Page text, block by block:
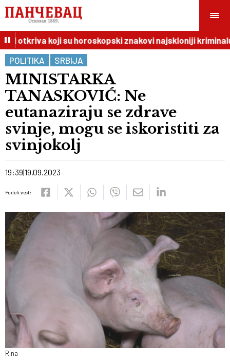
otkriva koji su horoskopski znakovi najskloniji kriminalu
POLITIKA
SRBIJA
MINISTARKA
TANASKOVIĆ: Ne
eutanaziraju se zdrave
svinje, mogu se iskoristiti za
svinjokolj
19:39 19.09.2023
Podeli vest:
Rina